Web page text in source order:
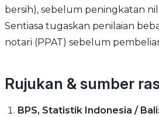
bersih), sebelum peningkatan
Sentiasa tugaskan penilaian
notari (PPAT) sebelum
Rujukan & sumber
BPS, Statistik Indonesia / Bali: